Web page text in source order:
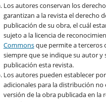
Los autores conservan los
garantizan a la revista el derecho
publicación de su obra, el cuál
sujeto a la licencia de
Commonsque permite a terceros
siempre que se indique su autor y
publicación esta revista.
Los autores pueden establecer
adicionales para la distribución no
versión de la obra publicada en la